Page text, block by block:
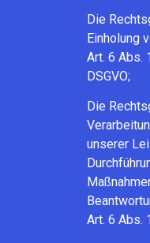
Die
Einholung
Art. 6 Abs.
DSGVO;
Die
unserer
Art. 6 Abs.